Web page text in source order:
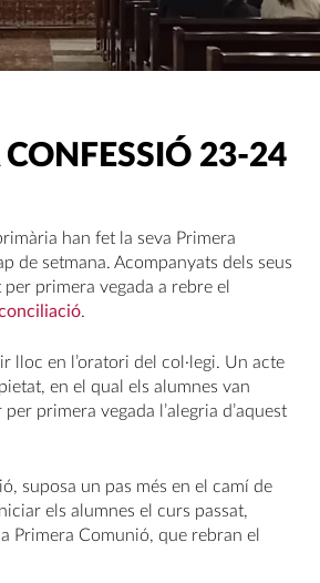
CONFESSIÓ 23-24
han fet la seva Primera
de setmana. Acompanyats dels seus
per primera vegada a rebre el
.
lloc en l’oratori del col·legi. Un acte
en el qual els alumnes van
primera vegada l’alegria d’aquest
suposa un pas més en el camí de
els alumnes el curs passat,
Primera Comunió, que rebran el